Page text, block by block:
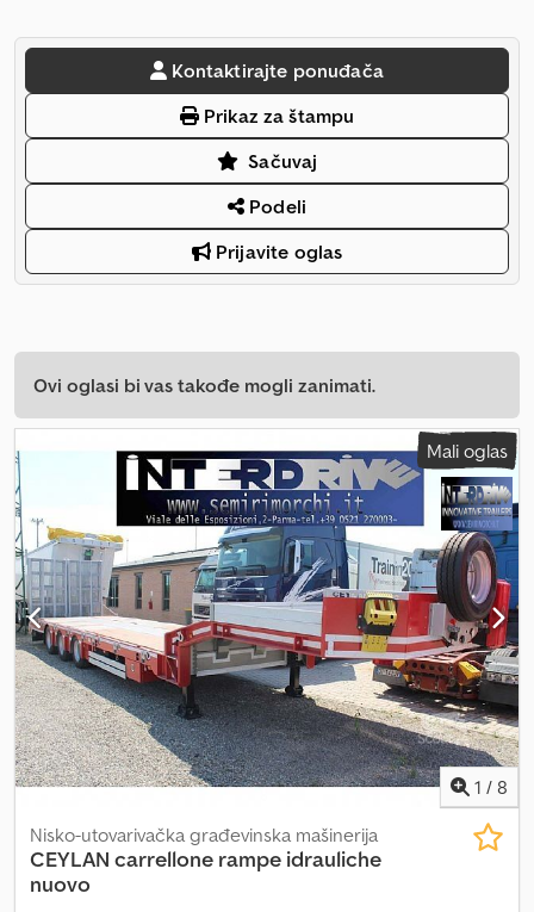
Kontaktirajte ponuđača
Prikaz za štampu
Sačuvaj
Podeli
Prijavite oglas
Ovi oglasi bi vas takođe mogli zanimati.
Mali oglas
1 / 8
Nisko-utovarivačka građevinska mašinerija
CEYLAN carrellone rampe idrauliche
nuovo